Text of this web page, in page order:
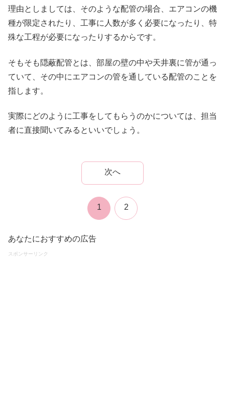
理由としましては、そのような配管の場合、エアコンの機
種が限定されたり、工事に人数が多く必要になったり、特
殊な工程が必要になったりするからです。
そもそも隠蔽配管とは、部屋の壁の中や天井裏に管が通っ
ていて、その中にエアコンの管を通している配管のことを
指します。
実際にどのように工事をしてもらうのかについては、担当
者に直接聞いてみるといいでしょう。
次へ
1 2
あなたにおすすめの広告
スポンサーリンク